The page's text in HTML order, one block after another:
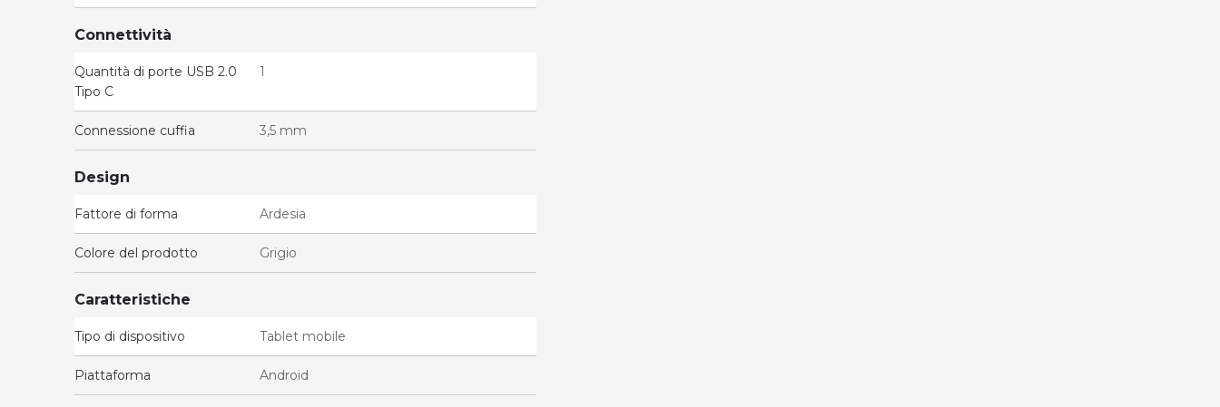
Connettività
Quantità di porte USB 2.0
Tipo C
1
Connessione cuffia 3,5 mm
Design
Fattore di forma Ardesia
Colore del prodotto Grigio
Caratteristiche
Tipo di dispositivo Tablet mobile
Piattaforma Android